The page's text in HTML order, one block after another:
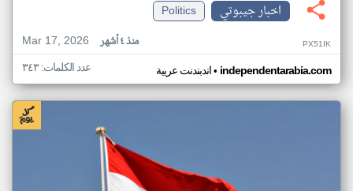
اخبار جيبوتي
Politics
Mar 17, 2026
منذ ٤ أشهر PX51IK
اندبندنت عربية• independentarabia.com عدد الكلمات: ٣٤٣